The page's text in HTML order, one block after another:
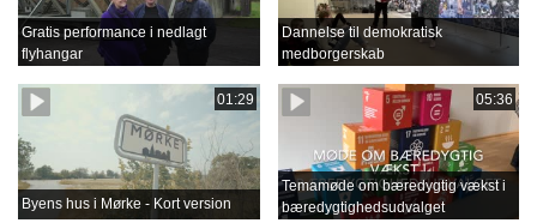
Gratis performance i nedlagt
flyhangar
Dannelse til demokratisk
medborgerskab
01:29
Byens hus i Mørke - Kort version
05:36
Temamøde om bæredygtig vækst i
bæredygtighedsudvalget